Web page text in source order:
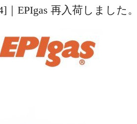
EPIgas 再入荷しました